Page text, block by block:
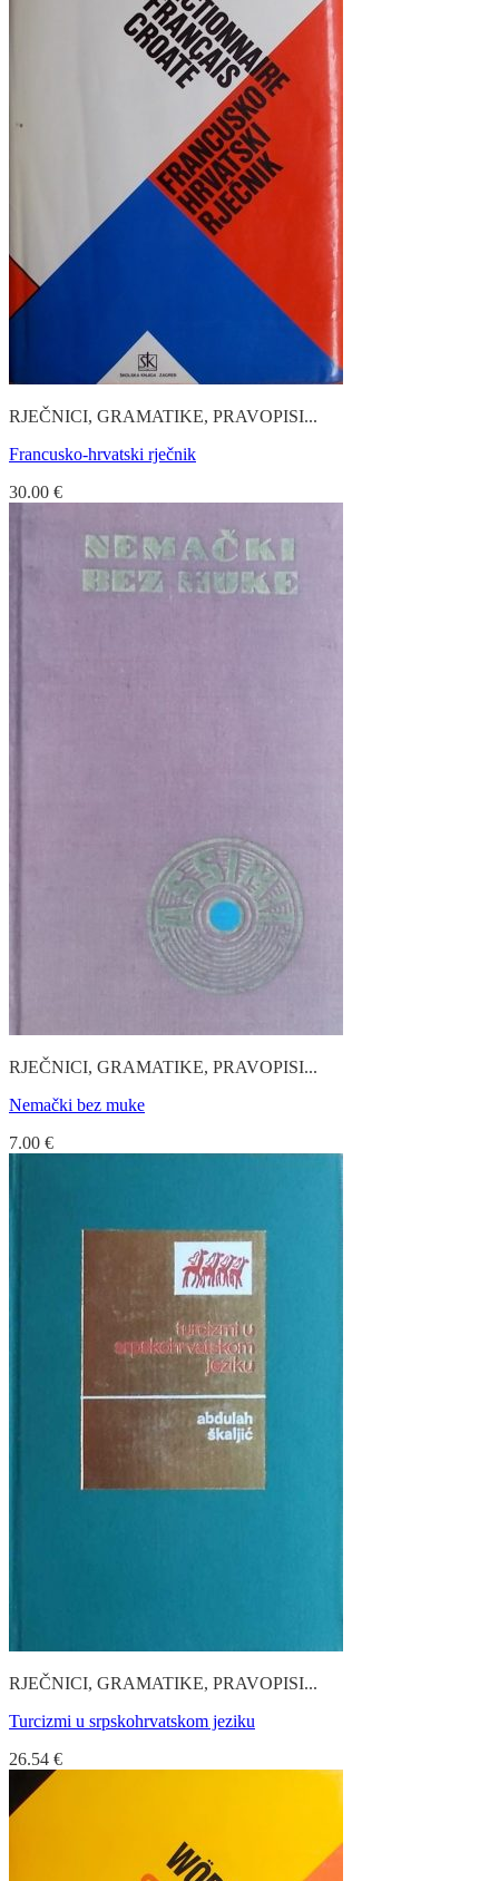
RJEČNICI, GRAMATIKE, PRAVOPISI...
Francusko-hrvatski rječnik
30.00 €
RJEČNICI, GRAMATIKE, PRAVOPISI...
Nemački bez muke
7.00 €
RJEČNICI, GRAMATIKE, PRAVOPISI...
Turcizmi u srpskohrvatskom jeziku
26.54 €